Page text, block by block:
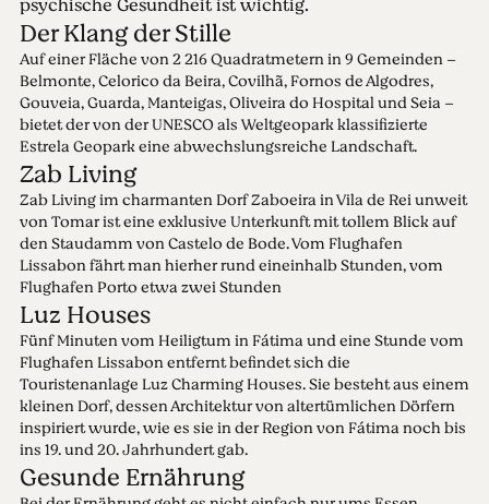
psychische Gesundheit ist wichtig.
Der Klang der Stille
Auf einer Fläche von 2 216 Quadratmetern in 9 Gemeinden –
Belmonte, Celorico da Beira, Covilhã, Fornos de Algodres,
Gouveia, Guarda, Manteigas, Oliveira do Hospital und Seia –
bietet der von der UNESCO als Weltgeopark klassifizierte
Estrela Geopark eine abwechslungsreiche Landschaft.
Zab Living
Zab Living im charmanten Dorf Zaboeira in Vila de Rei unweit
von Tomar ist eine exklusive Unterkunft mit tollem Blick auf
den Staudamm von Castelo de Bode. Vom Flughafen
Lissabon fährt man hierher rund eineinhalb Stunden, vom
Flughafen Porto etwa zwei Stunden
Luz Houses
Fünf Minuten vom Heiligtum in Fátima und eine Stunde vom
Flughafen Lissabon entfernt befindet sich die
Touristenanlage Luz Charming Houses. Sie besteht aus einem
kleinen Dorf, dessen Architektur von altertümlichen Dörfern
inspiriert wurde, wie es sie in der Region von Fátima noch bis
ins 19. und 20. Jahrhundert gab.
Gesunde Ernährung